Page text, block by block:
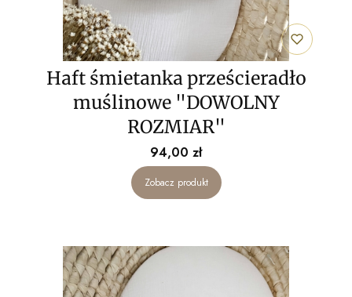
Haft śmietanka prześcieradło
muślinowe "DOWOLNY
ROZMIAR"
Cena
94,00 zł
Zobacz produkt